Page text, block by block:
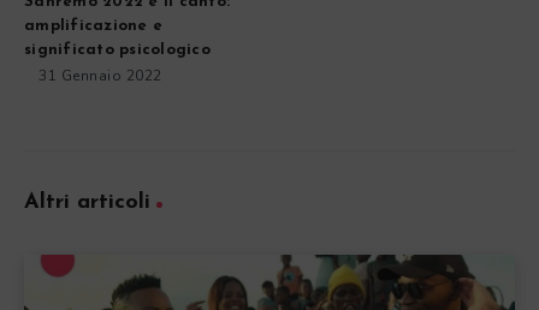
amplificazione e
significato psicologico
31 Gennaio 2022
Altri articoli